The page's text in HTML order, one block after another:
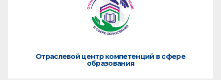
Отраслевой центр компетенций в сфере
образования